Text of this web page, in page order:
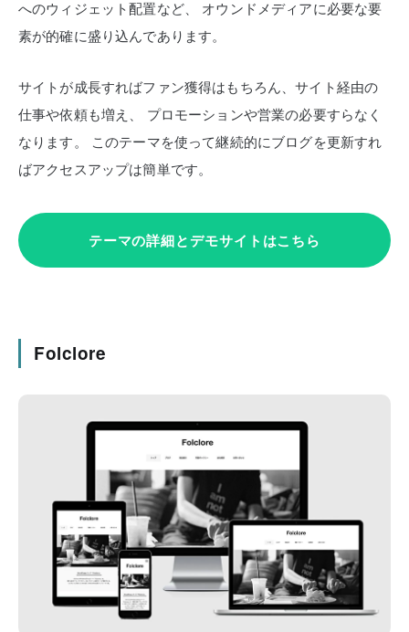
へのウィジェット配置など、
オウンドメディアに必要な要
素が的確に盛り込んであります。
サイトが成長すればファン獲得はもちろん、サイト経由の
仕事や依頼も増え、
プロモーションや営業の必要すらなく
なります。
このテーマを使って継続的にブログを更新すれ
ばアクセスアップは簡単です。
テーマの詳細とデモサイトはこちら
Folclore